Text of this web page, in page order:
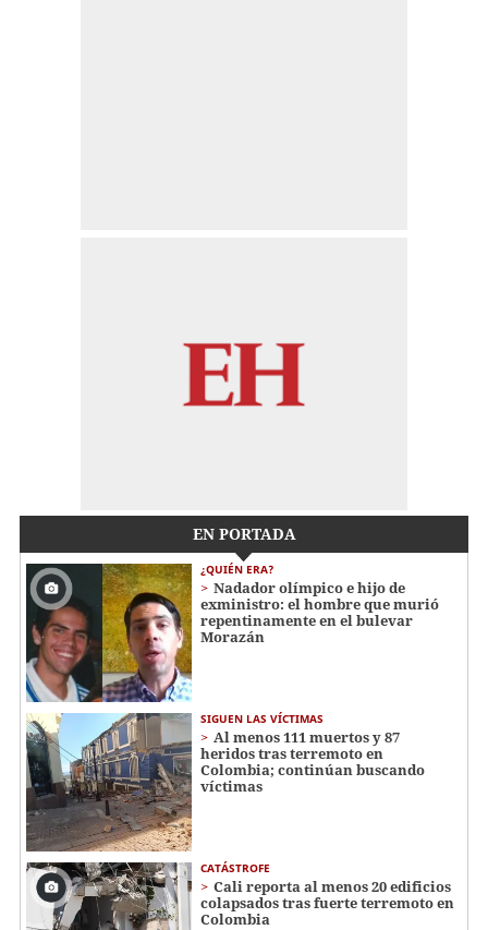
EN PORTADA
¿QUIÉN ERA?
Nadador olímpico e hijo de
exministro: el hombre que murió
repentinamente en el bulevar
Morazán
SIGUEN LAS VÍCTIMAS
Al menos 111 muertos y 87
heridos tras terremoto en
Colombia; continúan buscando
víctimas
CATÁSTROFE
Cali reporta al menos 20 edificios
colapsados tras fuerte terremoto en
Colombia